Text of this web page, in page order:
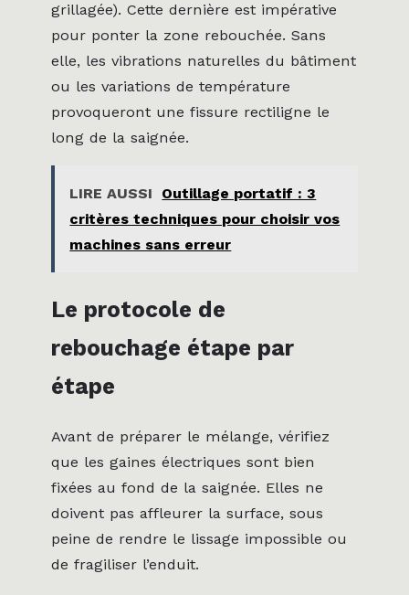
grillagée). Cette dernière est impérative
pour ponter la zone rebouchée. Sans
elle, les vibrations naturelles du bâtiment
ou les variations de température
provoqueront une fissure rectiligne le
long de la saignée.
LIRE AUSSI
Outillage portatif : 3
critères techniques pour choisir vos
machines sans erreur
Le protocole de
rebouchage étape par
étape
Avant de préparer le mélange, vérifiez
que les gaines électriques sont bien
fixées au fond de la saignée. Elles ne
doivent pas affleurer la surface, sous
peine de rendre le lissage impossible ou
de fragiliser l’enduit.